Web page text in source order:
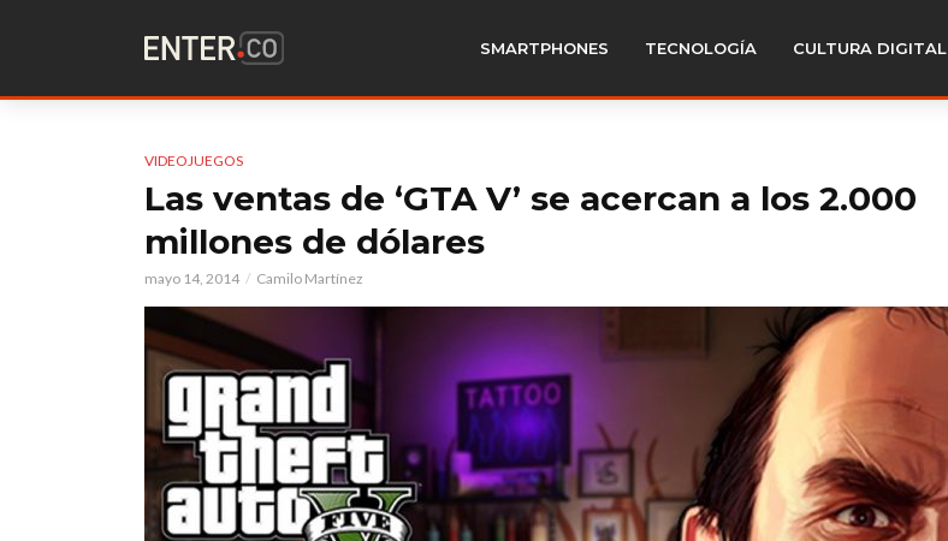
SMARTPHONES TECNOLOGÍA CULTURA DIGITAL
VIDEOJUEGOS
Las ventas de ‘GTA V’ se acercan a los 2.000
millones de dólares
mayo 14, 2014 Camilo Martínez